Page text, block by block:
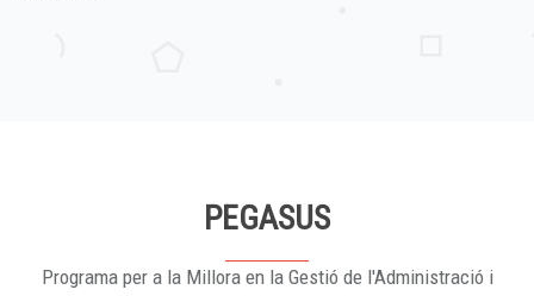
PEGASUS
Programa per a la Millora en la Gestió de l'Administració i